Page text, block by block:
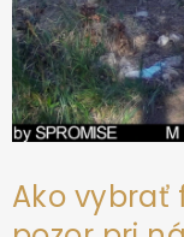
Ako vybrať